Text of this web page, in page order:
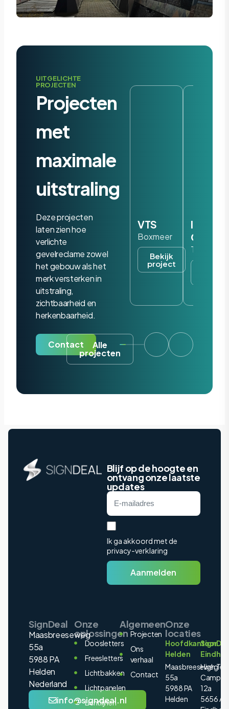
UITGELICHTE
PROJECTEN
Projecten
met
maximale
uitstraling
Deze projecten
laten zien hoe
verlichte
gevelreclame zowel
het gebouw als het
merk versterken in
uitstraling,
zichtbaarheid en
herkenbaarheid.
Contact Alle
projecten
VTS
Boxmeer
Bekijk
project
Iris
Tilburg
Blijf op de hoogte en
ontvang onze laatste
updates
Ik ga akkoord met de
privacy-verklaring
Aanmelden
SignDeal
Maasbreeseweg
55a
5988 PA
Helden
Nederland
info@signdeal.nl
Onze
oplossingen
Doosletters
Freesletters
Lichtbakken
Lichtpanelen
Lichtlijnen
Algemeen
Projecten
Ons
verhaal
Contact
Onze
locaties
Hoofdkantoor
Helden
Maasbreeseweg
55a
5988 PA
Helden
High
Campus
12a
5656 AE